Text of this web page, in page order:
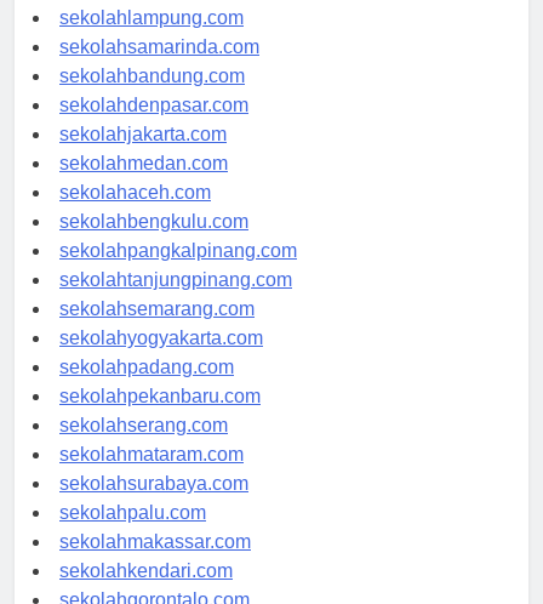
sekolahpalembang.com
sekolahlampung.com
sekolahsamarinda.com
sekolahbandung.com
sekolahdenpasar.com
sekolahjakarta.com
sekolahmedan.com
sekolahaceh.com
sekolahbengkulu.com
sekolahpangkalpinang.com
sekolahtanjungpinang.com
sekolahsemarang.com
sekolahyogyakarta.com
sekolahpadang.com
sekolahpekanbaru.com
sekolahserang.com
sekolahmataram.com
sekolahsurabaya.com
sekolahpalu.com
sekolahmakassar.com
sekolahkendari.com